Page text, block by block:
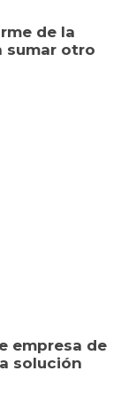
de la
sumar otro
empresa de
solución